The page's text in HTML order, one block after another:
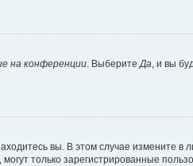
на конференции . Выберите Да , и вы
вы. В этом случае измените в
только зарегистрированные